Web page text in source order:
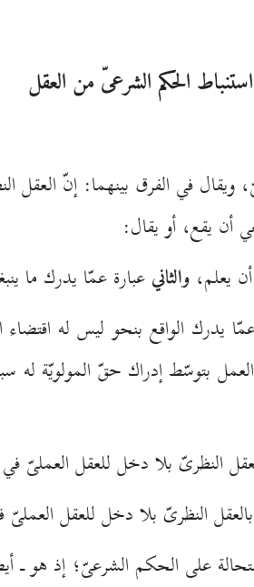
الحكم الشرعىّ من العقل
ويقال في الفرق بينهما: إنّ
أن يقع، أو يقال:
يعلم،والثانيعبارة عمّا يدرك ما
يدرك الواقع بنحو ليس له
بتوسّط إدراك حقّ المولويّة له
النظرىّ بلا دخل للعقل العملىّ
النظرىّ بلا دخل للعقل العملىّ
على الحكم الشرعىّ؛ إذ هو ـ